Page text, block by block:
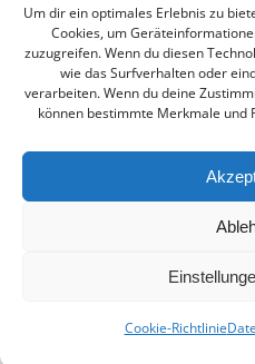
Um dir ein optimales Erlebnis zu
Cookies, um
zuzugreifen. Wenn du diesen
wie das Surfverhalten oder
verarbeiten. Wenn du deine
können bestimmte Merkmale und
Cookie-Richtlinie
gedacht, den
die Techniken prüfungsreif
© 2026 Sportfreunde